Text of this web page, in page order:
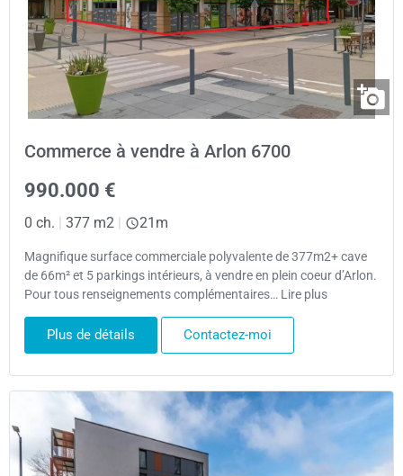
Commerce à vendre à Arlon 6700
990.000 €
0 ch. 377 m2 21m
Magnifique surface commerciale polyvalente de 377m2+ cave
de 66m² et 5 parkings intérieurs, à vendre en plein coeur d’Arlon.
Pour tous renseignements complémentaires… Lire plus
Plus de détails Contactez-moi